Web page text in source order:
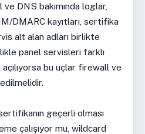
DNS bakımında loglar,
DMARC kayıtları, sertifika
alt alan adları birlikte
panel servisleri farklı
bu uçlar firewall ve
geçerli olması
çalışıyor mu, wildcard